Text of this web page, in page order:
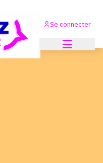
Se connecter